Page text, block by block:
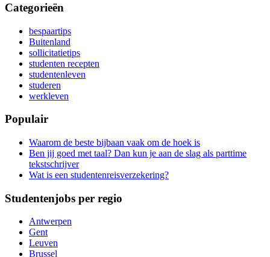
Categorieën
bespaartips
Buitenland
sollicitatietips
studenten recepten
studentenleven
studeren
werkleven
Populair
Waarom de beste bijbaan vaak om de hoek is
Ben jij goed met taal? Dan kun je aan de slag als parttime
tekstschrijver
Wat is een studentenreisverzekering?
Studentenjobs per regio
Antwerpen
Gent
Leuven
Brussel